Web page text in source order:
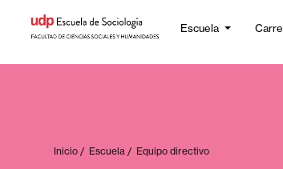
Escuela
Inicio / Escuela / Equipo directivo